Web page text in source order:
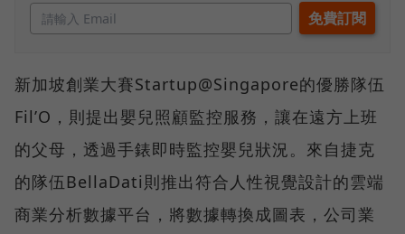
新加坡創業大賽Startup@Singapore的優勝隊伍
Fil’O，則提出嬰兒照顧監控服務，讓在遠方上班
的父母，透過手錶即時監控嬰兒狀況。來自捷克
的隊伍BellaDati則推出符合人性視覺設計的雲端
商業分析數據平台，將數據轉換成圖表，公司業